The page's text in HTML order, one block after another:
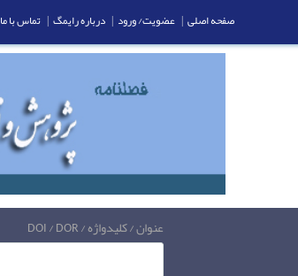
عنوان / کلیدواژه / DOI / DOR
صفحه اصلی | عضویت/ ورود | درباره رایمگ | تماس با ما